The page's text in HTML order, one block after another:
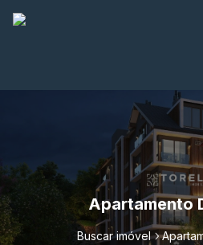
Apartamento
Buscar imóvel